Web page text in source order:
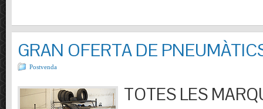
GRAN OFERTA DE
Postvenda
TOTES LES